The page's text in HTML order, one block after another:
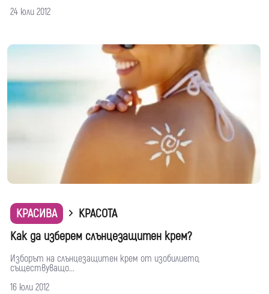
24 юли 2012
КРАСИВА
КРАСОТА
Как да изберем слънцезащитен крем?
Изборът на слънцезащитен крем от изобилието,
съществуващо...
16 юли 2012